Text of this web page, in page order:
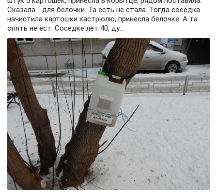
Сказала - для белочки. Та есть не стала. Тогда соседка
начистила картошки кастрюлю, принесла белочке. А та
опять не ест. Соседке лет 40, ду...